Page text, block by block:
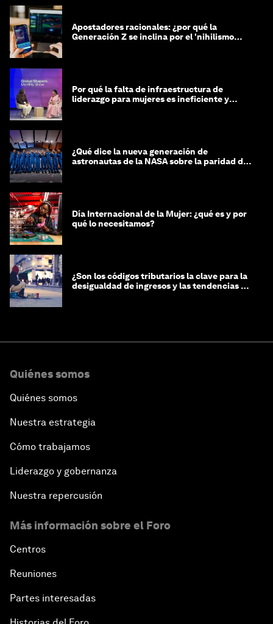
Apostadores racionales: ¿por qué la
Generación Z se inclina por el 'nihilismo
Por qué la falta de infraestructura de
liderazgo para mujeres es ineficiente y
¿Qué dice la nueva generación de
astronautas de la NASA sobre la paridad de
Día Internacional de la Mujer: ¿qué es y por
qué lo necesitamos?
¿Son los códigos tributarios la clave para la
desigualdad de ingresos y las tendencias de
Quiénes somos
Quiénes somos
Nuestra estrategia
Cómo trabajamos
Liderazgo y gobernanza
Nuestra repercusión
Más información sobre el Foro
Centros
Reuniones
Partes interesadas